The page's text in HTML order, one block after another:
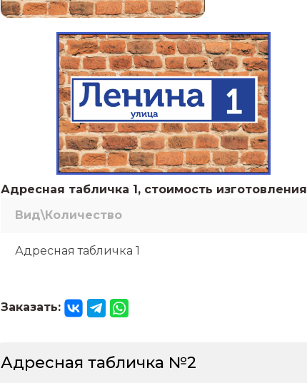
Адресная табличка 1, стоимость изготовления
Вид\Количество
Адресная табличка 1
Заказать:
Адресная табличка №2